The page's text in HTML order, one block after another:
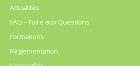
Actualités
FAQ – Foire aux Questions
Formations
Règlementation